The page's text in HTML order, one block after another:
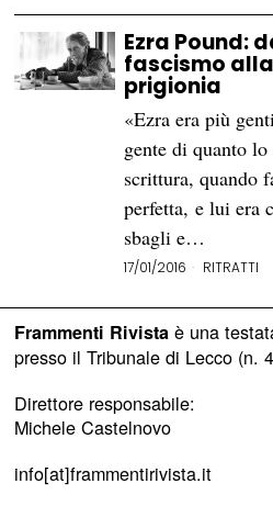
Ezra Pound:
fascismo
prigionia
«Ezra era più
gente di quanto
scrittura, quando
perfetta, e lui era
sbagli e…
17/01/2016 RITRATTI
Frammenti Rivistaè una
presso il Tribunale di Lecco (n.
Direttore responsabile:
Michele Castelnovo
info[at]frammentirivista.it